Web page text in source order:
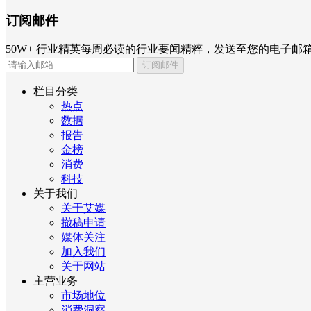
订阅邮件
50W+ 行业精英每周必读的行业要闻精粹，发送至您的电子邮
订阅邮件
栏目分类
热点
数据
报告
金榜
消费
科技
关于我们
关于艾媒
撤稿申请
媒体关注
加入我们
关于网站
主营业务
市场地位